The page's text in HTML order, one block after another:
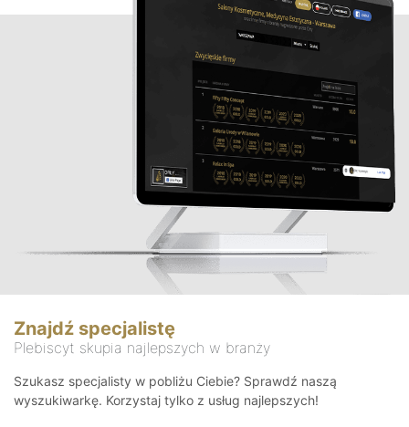
Znajdź specjalistę
Plebiscyt skupia najlepszych w branży
Szukasz specjalisty w pobliżu Ciebie? Sprawdź naszą
wyszukiwarkę. Korzystaj tylko z usług najlepszych!